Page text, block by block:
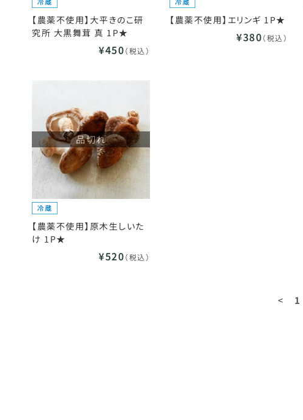
【農薬不使用】大平きのこ研
究所 大黒舞茸 真 1P★
¥450（税込）
【農薬不使用】エリンギ 1P★
¥380（税込）
品切れ
【農薬不使用】原木生しいた
け 1P★
¥520（税込）
< 1